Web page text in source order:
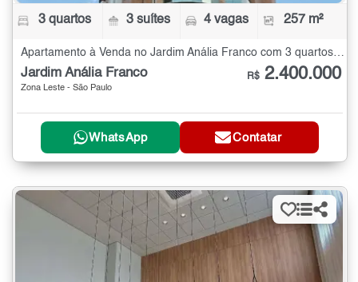
3 quartos 3 suítes 4 vagas 257 m²
Jardim Anália Franco
Zona Leste - São Paulo
R$ 2.400.000
WhatsApp Contatar